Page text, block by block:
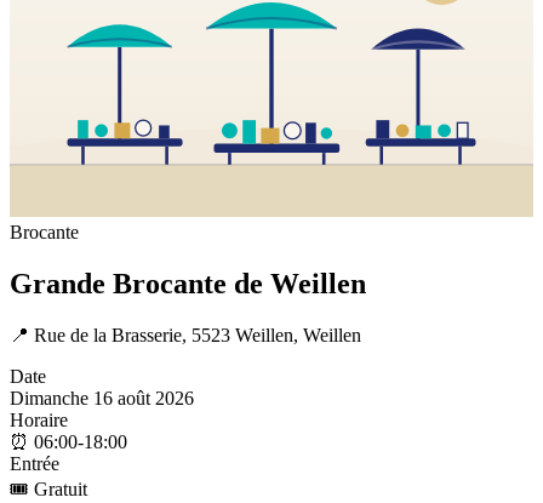
Brocante
Grande Brocante de Weillen
📍 Rue de la Brasserie, 5523 Weillen, Weillen
Date
Dimanche 16 août 2026
Horaire
⏰ 06:00-18:00
Entrée
🎟️ Gratuit